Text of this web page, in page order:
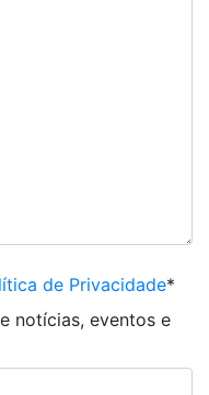
de Privacidade*
notícias, eventos e